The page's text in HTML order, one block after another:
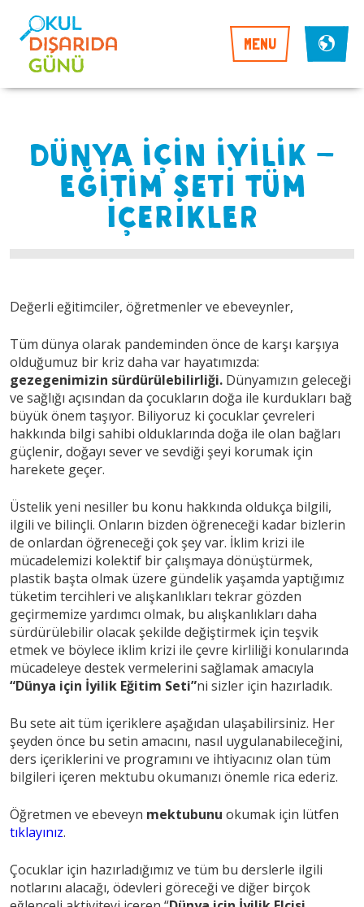
MENU
DÜNYA İÇİN İYİLİK –
EĞİTİM SETİ TÜM
İÇERİKLER
Değerli eğitimciler, öğretmenler ve ebeveynler,
Tüm dünya olarak pandeminden önce de karşı karşıya
olduğumuz bir kriz daha var hayatımızda:
gezegenimizin sürdürülebilirliği. Dünyamızın geleceği
ve sağlığı açısından da çocukların doğa ile kurdukları bağ
büyük önem taşıyor. Biliyoruz ki çocuklar çevreleri
hakkında bilgi sahibi olduklarında doğa ile olan bağları
güçlenir, doğayı sever ve sevdiği şeyi korumak için
harekete geçer.
Üstelik yeni nesiller bu konu hakkında oldukça bilgili,
ilgili ve bilinçli. Onların bizden öğreneceği kadar bizlerin
de onlardan öğreneceği çok şey var. İklim krizi ile
mücadelemizi kolektif bir çalışmaya dönüştürmek,
plastik başta olmak üzere gündelik yaşamda yaptığımız
tüketim tercihleri ve alışkanlıkları tekrar gözden
geçirmemize yardımcı olmak, bu alışkanlıkları daha
sürdürülebilir olacak şekilde değiştirmek için teşvik
etmek ve böylece iklim krizi ile çevre kirliliği konularında
mücadeleye destek vermelerini sağlamak amacıyla
“Dünya için İyilik Eğitim Seti”ni sizler için hazırladık.
Bu sete ait tüm içeriklere aşağıdan ulaşabilirsiniz. Her
şeyden önce bu setin amacını, nasıl uygulanabileceğini,
ders içeriklerini ve programını ve ihtiyacınız olan tüm
bilgileri içeren mektubu okumanızı önemle rica ederiz.
Öğretmen ve ebeveyn mektubunu okumak için lütfen
tıklayınız.
Çocuklar için hazırladığımız ve tüm bu derslerle ilgili
notlarını alacağı, ödevleri göreceği ve diğer birçok